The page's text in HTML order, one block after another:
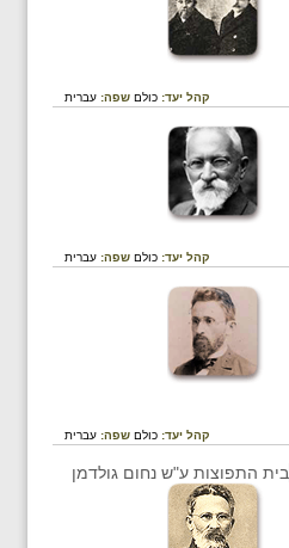
קהל יעד: כולם שפה: עברית
קהל יעד: כולם שפה: עברית
קהל יעד: כולם שפה: עברית